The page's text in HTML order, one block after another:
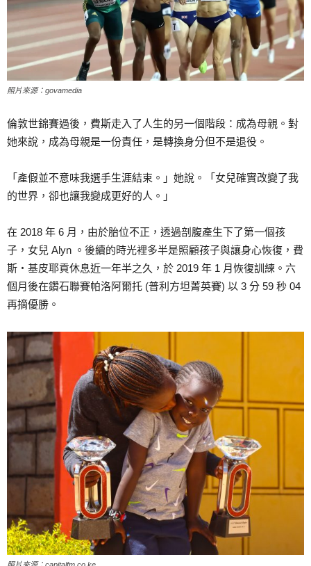
照片來源：govamedia
倫敦世錦賽過後，費斯走入了人生的另一個階段：成為母親。對
她來說，成為母親是一份責任，是轉換身分但不是退役。
「產假並不意味我選手生涯結束。」她說。「女兒確實改變了我
的世界，卻也讓我變成更好的人。」
在 2018 年 6 月，由於胎位不正，透過剖腹產生下了第一個孩
子，女兒 Alyn 。後續的時光裡多半是照顧孩子與讓身心恢復，費
斯‧基皮耶貢休息近一年半之久，於 2019 年 1 月恢復訓練。六
個月後在鑽石聯賽帕洛阿爾托 (普利方坦菁英賽) 以 3 分 59 秒 04
再摘優勝。